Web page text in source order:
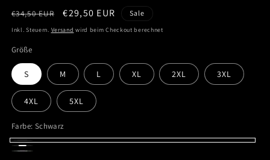
Normaler
Preis
€34,50 EUR Verkaufspreis
€29,50 EUR Sale
Inkl. Steuern. Versand wird beim Checkout berechnet
Größe
S M L XL 2XL 3XL
4XL 5XL
Farbe: Schwarz
Schwarz
Weiß